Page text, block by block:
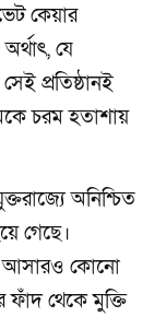
কেয়ার
যে
প্রতিষ্ঠানই
চরম হতাশায়
অনিশ্চিত
গেছে।
আসারও কোনো
ফাঁদ থেকে মুক্তি